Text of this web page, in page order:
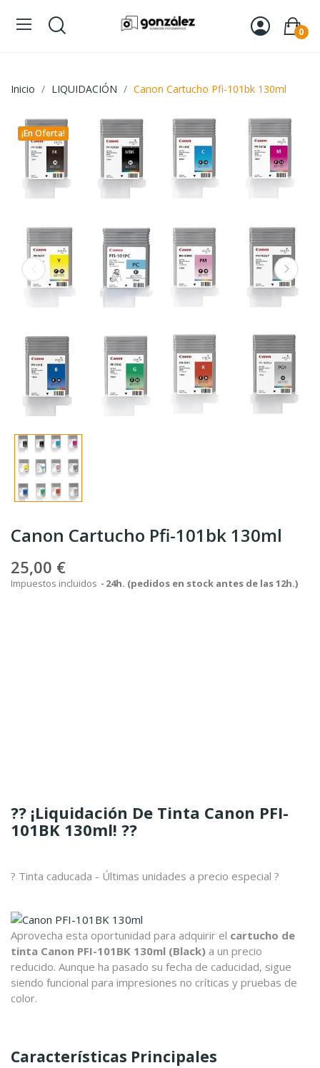
0
Inicio LIQUIDACIÓN Canon Cartucho Pfi-101bk 130ml
¡En Oferta!
Canon Cartucho Pfi-101bk 130ml
25,00 €
Impuestos incluidos 24h. (pedidos en stock antes de las 12h.)
?? ¡Liquidación De Tinta Canon PFI-
101BK 130ml! ??
? Tinta caducada - Últimas unidades a precio especial ?
Aprovecha esta oportunidad para adquirir el cartucho de
tinta Canon PFI-101BK 130ml (Black) a un precio
reducido. Aunque ha pasado su fecha de caducidad, sigue
siendo funcional para impresiones no críticas y pruebas de
color.
Características Principales